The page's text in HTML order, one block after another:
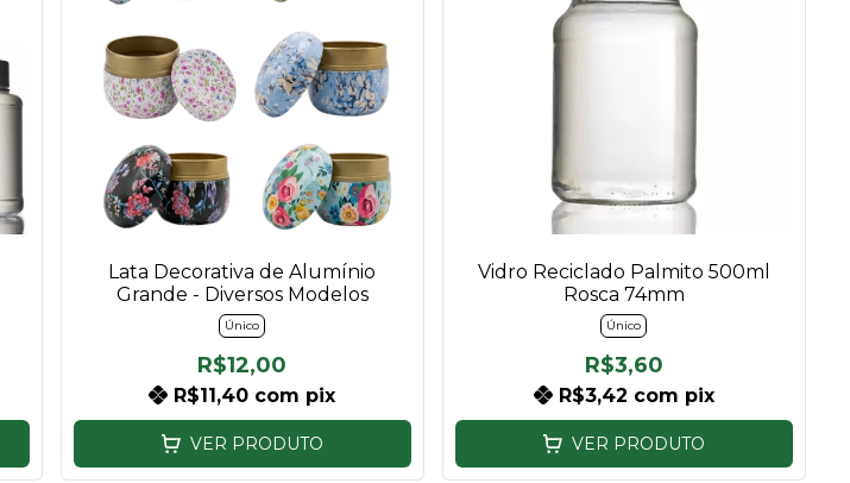
Lata Decorativa de Alumínio
Grande - Diversos Modelos
Único
R$12,00
R$11,40 com pix
VER PRODUTO
Vidro Reciclado Palmito 500ml
Rosca 74mm
Único
R$3,60
R$3,42 com pix
VER PRODUTO